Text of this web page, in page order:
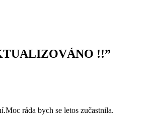
!!”
ráda bych se letos zučastnila.